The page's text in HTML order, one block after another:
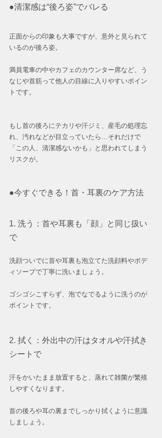
●清潔感は“後ろ姿”でバレる
正面からの印象も大事ですが、意外と見られて
いるのが後ろ姿。
満員電車の中やカフェのカウンター席など、う
なじや首筋って他人の目線に入りやすいポイン
トです。
もし首の後ろにテカリや汗ジミ、産毛の処理忘
れ、汚れなどが目立っていたら…それだけで
「この人、清潔感ないかも」と思われてしまう
リスクが。
●今すぐできる！首・耳裏のケア方法
1. 洗う：首や耳裏も「顔」と同じ扱い
で
洗顔ついでに首や耳裏も泡立てた洗顔料やボデ
ィソープで丁寧に洗いましょう。
ゴシゴシこすらず、泡でなでるように洗うのが
ポイントです。
2. 拭く：外出中の汗はタオルや汗拭き
シートで
汗をかいたまま放置すると、蒸れて雑菌が繁殖
しやすくなります。
首の後ろや耳の裏までしっかり拭くように意識
しましょう。